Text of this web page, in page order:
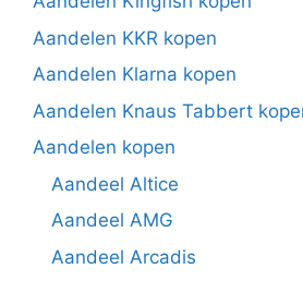
Aandelen KKR kopen
Aandelen Klarna kopen
Aandelen Knaus Tabbert
Aandelen kopen
Aandeel Altice
Aandeel AMG
Aandeel Arcadis